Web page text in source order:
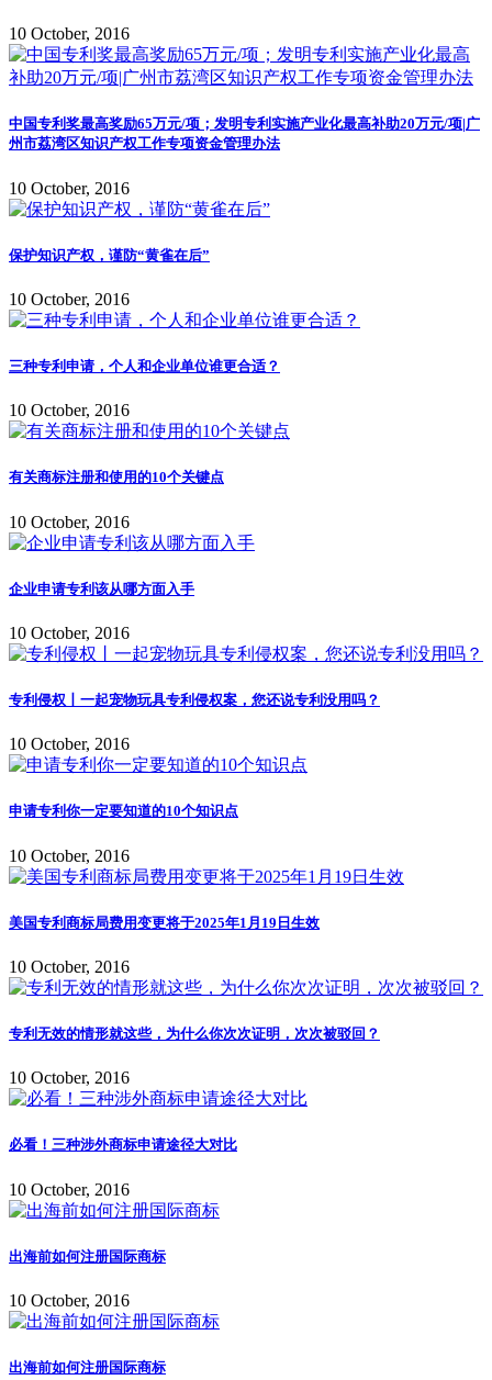
10 October, 2016
中国专利奖最高奖励65万元/项；发明专利实施产业化最高补助20万元/项|广
州市荔湾区知识产权工作专项资金管理办法
10 October, 2016
保护知识产权，谨防“黄雀在后”
10 October, 2016
三种专利申请，个人和企业单位谁更合适？
10 October, 2016
有关商标注册和使用的10个关键点
10 October, 2016
企业申请专利该从哪方面入手
10 October, 2016
专利侵权丨一起宠物玩具专利侵权案，您还说专利没用吗？
10 October, 2016
申请专利你一定要知道的10个知识点
10 October, 2016
美国专利商标局费用变更将于2025年1月19日生效
10 October, 2016
专利无效的情形就这些，为什么你次次证明，次次被驳回？
10 October, 2016
必看！三种涉外商标申请途径大对比
10 October, 2016
出海前如何注册国际商标
10 October, 2016
出海前如何注册国际商标